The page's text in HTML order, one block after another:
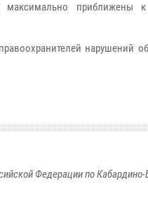
максимально приближены
нарушений
Федерации по